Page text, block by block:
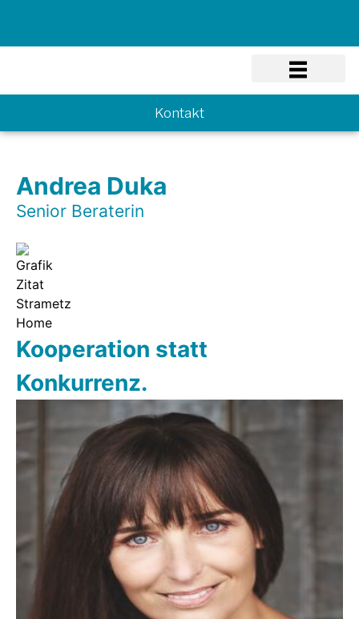
Kontakt
Andrea Duka
Senior Beraterin
Kooperation statt
Konkurrenz.